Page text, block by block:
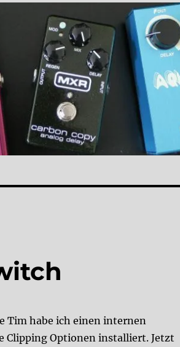
Tim habe ich einen internen
Clipping Optionen installiert. Jetzt